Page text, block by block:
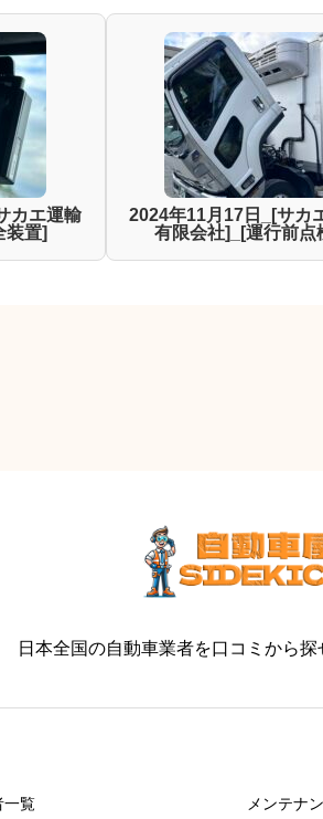
カエ運輸
装置]
2024年11月17日_[サカ
有限会社]_[運行前点
日本全国の自動車業者を口コミから探
一覧 メンテナ